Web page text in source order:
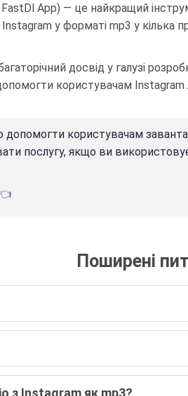
App) — це найкращий
у форматі mp3 у кілька
досвід у галузі
користувачам
користувачам
послугу, якщо ви
Поширені
з Instagram як mp3?